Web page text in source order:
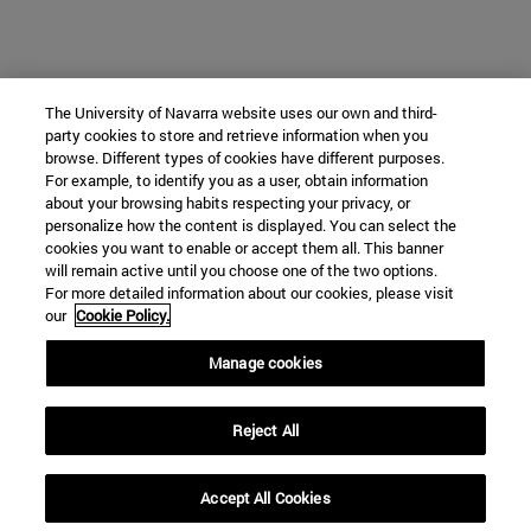
The University of Navarra website uses our own and third-
party cookies to store and retrieve information when you
browse. Different types of cookies have different purposes.
For example, to identify you as a user, obtain information
about your browsing habits respecting your privacy, or
personalize how the content is displayed. You can select the
cookies you want to enable or accept them all. This banner
will remain active until you choose one of the two options.
For more detailed information about our cookies, please visit
our Cookie Policy.
Manage cookies
Reject All
Accept All Cookies